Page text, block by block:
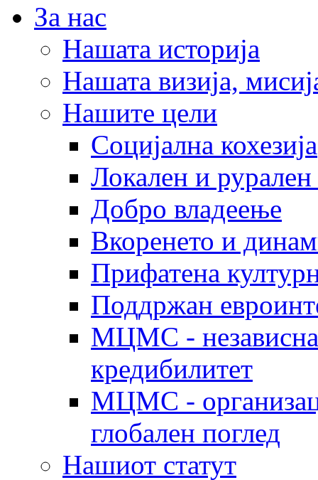
За нас
Нашата историја
Нашата визија,
Нашите цели
Социјална кохезија
Локален и рурален
Добро владеење
Вкоренето и
Прифатена
Поддржан
МЦМС - независна
кредибилитет
МЦМС -
глобален поглед
Нашиот статут